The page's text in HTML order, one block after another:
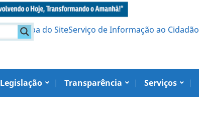
Mapa do SiteServiço de Informação ao Cidadão
Legislação Transparência Serviços